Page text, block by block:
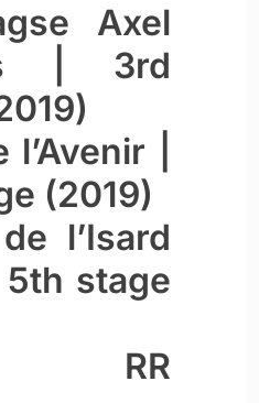
Axel
| 3rd
|
(2019)
l’Isard
stage
RR